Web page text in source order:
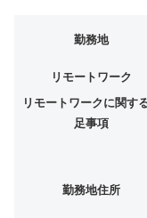
勤務地
リモートワーク
リモートワークに関す
足事項
勤務地住所